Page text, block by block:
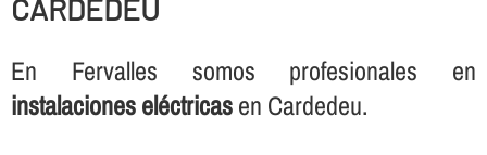
CARDEDEU
En Fervalles somos profesionales en
instalaciones eléctricasen Cardedeu.